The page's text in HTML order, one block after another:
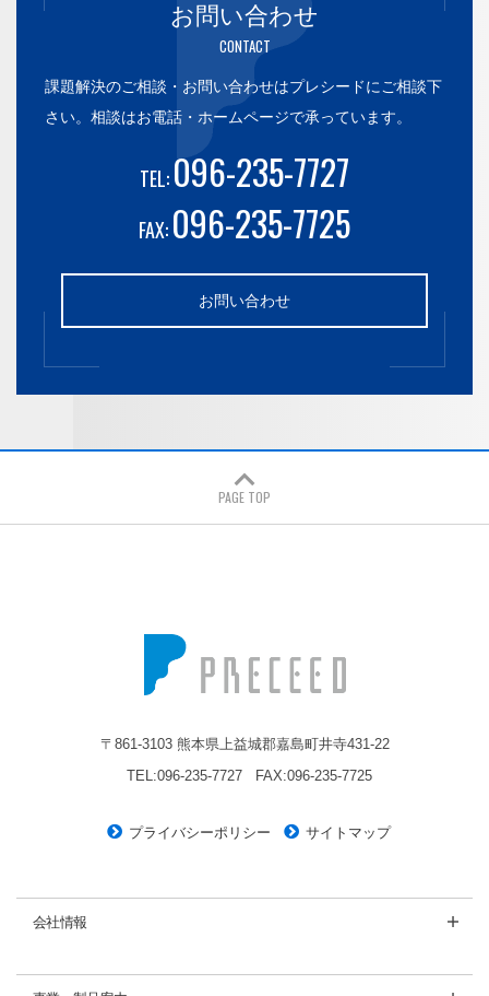
お問い合わせ
CONTACT
課題解決のご相談・お問い合わせはプレシードにご相談下
さい。 相談はお電話・ホームページで承っています。
TEL:096-235-7727
FAX:096-235-7725
お問い合わせ
PAGE TOP
〒861-3103 熊本県上益城郡嘉島町井寺431-22
TEL:096-235-7727
FAX:096-235-7725
プライバシーポリシー サイトマップ
会社情報